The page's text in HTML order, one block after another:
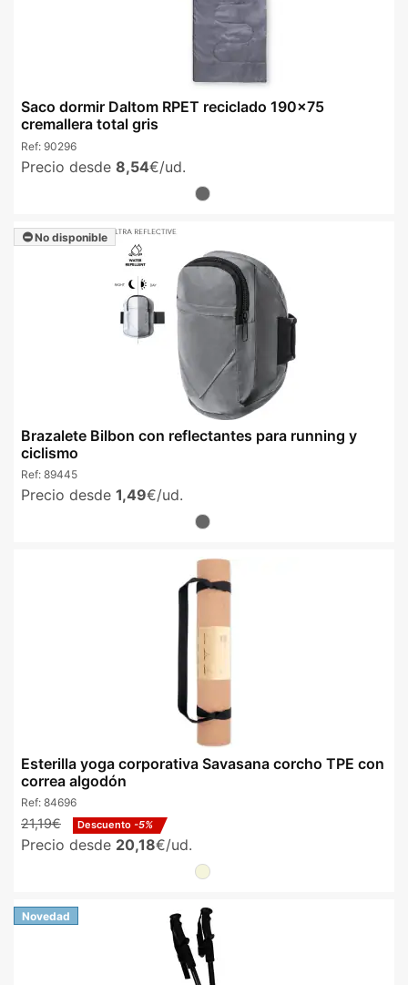
Saco dormir Daltom RPET reciclado 190x75
cremallera total gris
Ref: 90296
Precio desde 8,54€/ud.
No disponible
Brazalete Bilbon con reflectantes para running y
ciclismo
Ref: 89445
Precio desde 1,49€/ud.
Esterilla yoga corporativa Savasana corcho TPE con
correa algodón
Ref: 84696
21,19€ Descuento -5%
Precio desde 20,18€/ud.
Novedad